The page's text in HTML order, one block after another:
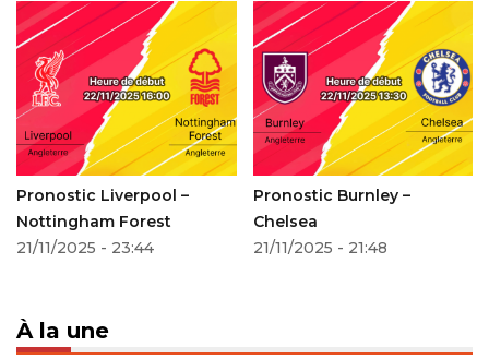
Pronostic Liverpool –
Nottingham Forest
21/11/2025 - 23:44
Pronostic Burnley –
Chelsea
21/11/2025 - 21:48
À la une